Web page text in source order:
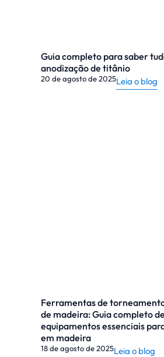
Guia completo para saber
anodização de titânio
20 de agosto de 2025Leia o blog
Ferramentas de
de madeira: Guia completo de
equipamentos essenciais
em madeira
18 de agosto de 2025Leia o blog